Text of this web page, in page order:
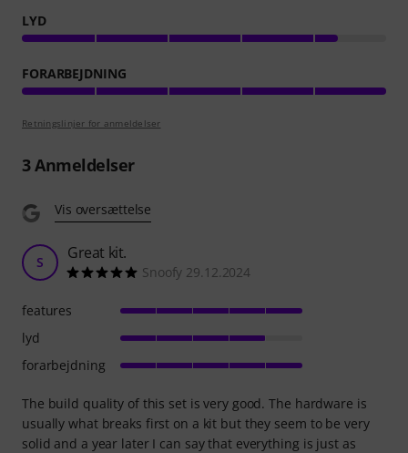
LYD
FORARBEJDNING
Retningslinjer for anmeldelser
3Anmeldelser
Vis oversættelse
S Great kit.
Snoofy 29.12.2024
The build quality of this set is very good. The hardware is
usually what breaks first on a kit but they seem to be very
solid and a year later I can say that everything is just as
features
lyd
forarbejdning